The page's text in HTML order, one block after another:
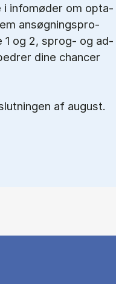
i in­fo­mø­der om op­ta­
an­søg­nings­pro­
og 2, sprog- og ad­
dine chancer
af august.